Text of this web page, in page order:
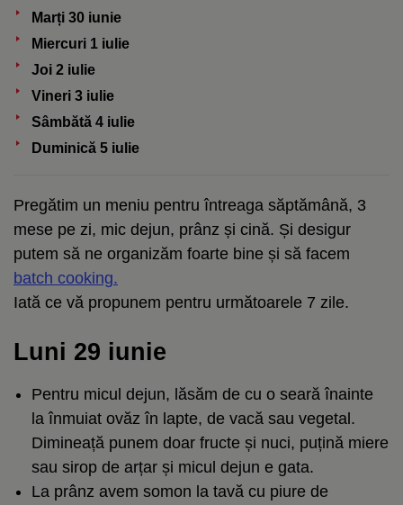
Marți 30 iunie
Miercuri 1 iulie
Joi 2 iulie
Vineri 3 iulie
Sâmbătă 4 iulie
Duminică 5 iulie
Pregătim un meniu pentru întreaga săptămână, 3
mese pe zi, mic dejun, prânz și cină. Și desigur
putem să ne organizăm foarte bine și să facem
batch cooking.
Iată ce vă propunem pentru următoarele 7 zile.
Luni 29 iunie
Pentru micul dejun, lăsăm de cu o seară înainte
la înmuiat ovăz în lapte, de vacă sau vegetal.
Dimineață punem doar fructe și nuci, puțină miere
sau sirop de arțar și micul dejun e gata.
La prânz avem somon la tavă cu piure de